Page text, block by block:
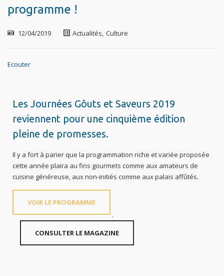
programme !
12/04/2019 Actualités, Culture
Ecouter
Les Journées Gôuts et Saveurs 2019
reviennent pour une cinquième édition
pleine de promesses.
Il y a fort à parier que la programmation riche et variée proposée
cette année plaira au fins gourmets comme aux amateurs de
cuisine généreuse, aux non-initiés comme aux palais affûtés.
VOIR LE PROGRAMME
.
CONSULTER LE MAGAZINE